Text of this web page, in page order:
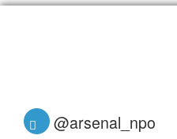
@arsenal_npo